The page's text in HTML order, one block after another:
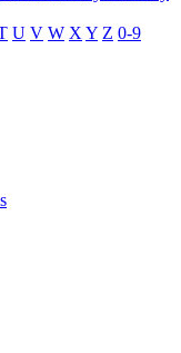
U V W X Y Z 0-9